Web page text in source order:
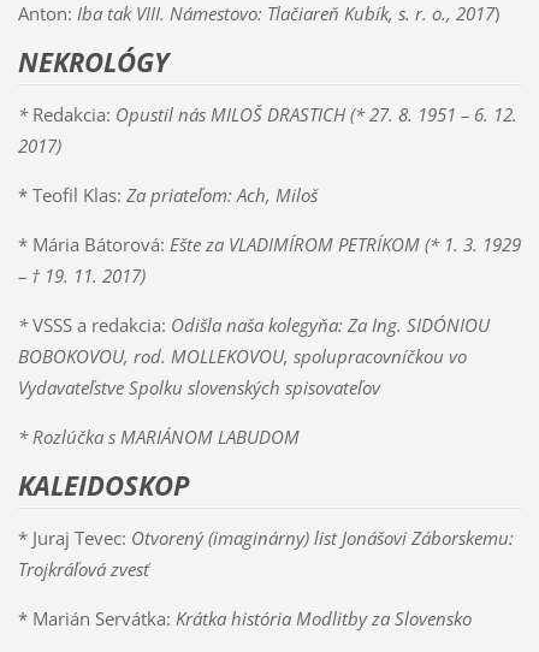
Anton: Iba tak VIII. Námestovo: Tlačiareň Kubík, s. r. o., 2017)
NEKROLÓGY
* Redakcia: Opustil nás MILOŠ DRASTICH (* 27. 8. 1951 – 6. 12.
2017)
* Teofil Klas: Za priateľom: Ach, Miloš
* Mária Bátorová: Ešte za VLADIMÍROM PETRÍKOM (* 1. 3. 1929
– † 19. 11. 2017)
*VSSS a redakcia: Odišla naša kolegyňa: Za Ing. SIDÓNIOU
BOBOKOVOU, rod. MOLLEKOVOU, spolupracovníčkou vo
Vydavateľstve Spolku slovenských spisovateľov
* Rozlúčka s MARIÁNOM LABUDOM
KALEIDOSKOP
* Juraj Tevec: Otvorený (imaginárny) list Jonášovi Záborskemu:
Trojkráľová zvesť
* Marián Servátka: Krátka história Modlitby za Slovensko